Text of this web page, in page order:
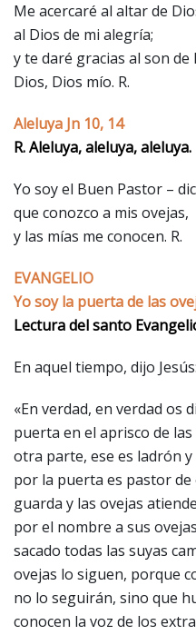
Me acercaré al altar de
al Dios de mi alegría;
y te daré gracias al son de
Dios, Dios mío. R.
Aleluya Jn 10, 14
R. Aleluya, aleluya, aleluya.
Yo soy el Buen Pastor –
que conozco a mis ovejas,
y las mías me conocen. R.
EVANGELIO
Yo soy la puerta de las
Lectura del santo
En aquel tiempo, dijo Jesús:
«En verdad, en verdad os
puerta en el aprisco de
otra parte, ese es ladrón
por la puerta es pastor de
guarda y las ovejas
por el nombre a sus
sacado todas las suyas
ovejas lo siguen, porque
no lo seguirán, sino que
conocen la voz de los